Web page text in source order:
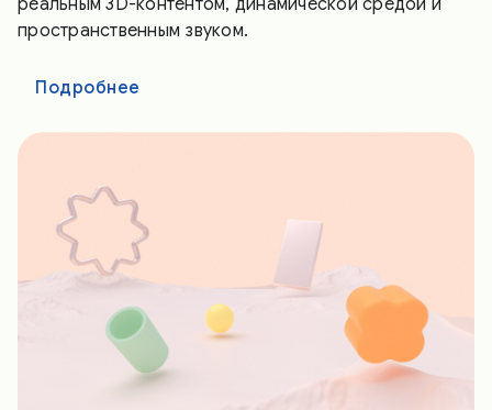
пространственным звуком.
Подробнее